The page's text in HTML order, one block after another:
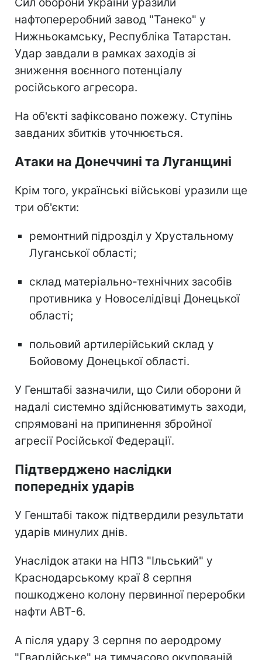
нафтопереробний завод "Танеко" у
Нижньокамську, Республіка Татарстан.
Удар завдали в рамках заходів зі
зниження воєнного потенціалу
російського агресора.
На об'єкті зафіксовано пожежу. Ступінь
завданих збитків уточнюється.
Атаки на Донеччині та Луганщині
Крім того, українські військові уразили ще
три об'єкти:
ремонтний підрозділ у Хрустальному
Луганської області;
склад матеріально-технічних засобів
противника у Новоселідівці Донецької
області;
польовий артилерійський склад у
Бойовому Донецької області.
У Генштабі зазначили, що Сили оборони й
надалі системно здійснюватимуть заходи,
спрямовані на припинення збройної
агресії Російської Федерації.
Підтверджено наслідки
попередніх ударів
У Генштабі також підтвердили результати
ударів минулих днів.
Унаслідок атаки на НПЗ "Ільський" у
Краснодарському краї 8 серпня
пошкоджено колону первинної переробки
нафти АВТ-6.
А після удару 3 серпня по аеродрому
"Гвардійське" на тимчасово окупованій